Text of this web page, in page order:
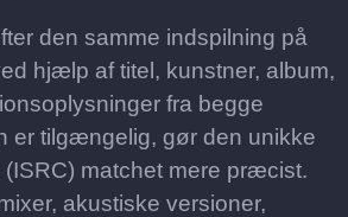
den samme indspilning på
hjælp af titel, kunstner, album,
fra begge
er tilgængelig, gør den unikke
matchet mere præcist.
akustiske versioner,